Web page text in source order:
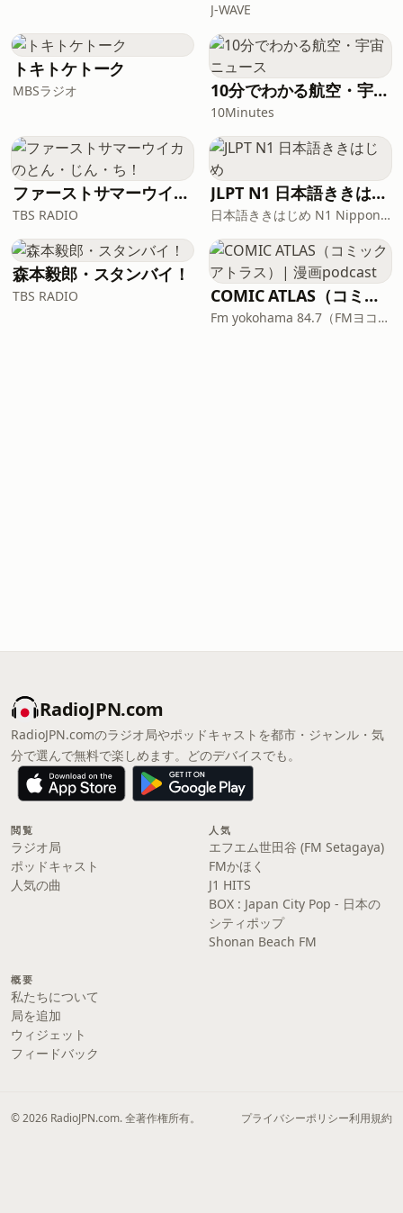
J-WAVE
トキトケトーク
MBSラジオ 10分でわかる航空・宇宙ニュース
10Minutes
ファーストサマーウイカのとん・じん・ち！
TBS RADIO
JLPT N1 日本語ききはじめ
日本語ききはじめ N1 Nippon KiKi Hajime
森本毅郎・スタンバイ！
TBS RADIO COMIC ATLAS（コミックアトラス）| 漫画podcast
Fm yokohama 84.7（FMヨコハマ）
RadioJPN.com
RadioJPN.comのラジオ局やポッドキャストを都市・ジャンル・気
分で選んで無料で楽しめます。どのデバイスでも。
閲覧
ラジオ局
ポッドキャスト
人気の曲
人気
エフエム世田谷 (FM Setagaya)
FMかほく
J1 HITS
BOX : Japan City Pop - 日本の
シティポップ
Shonan Beach FM
概要
私たちについて
局を追加
ウィジェット
フィードバック
© 2026 RadioJPN.com. 全著作権所有。 プライバシーポリシー利用規約